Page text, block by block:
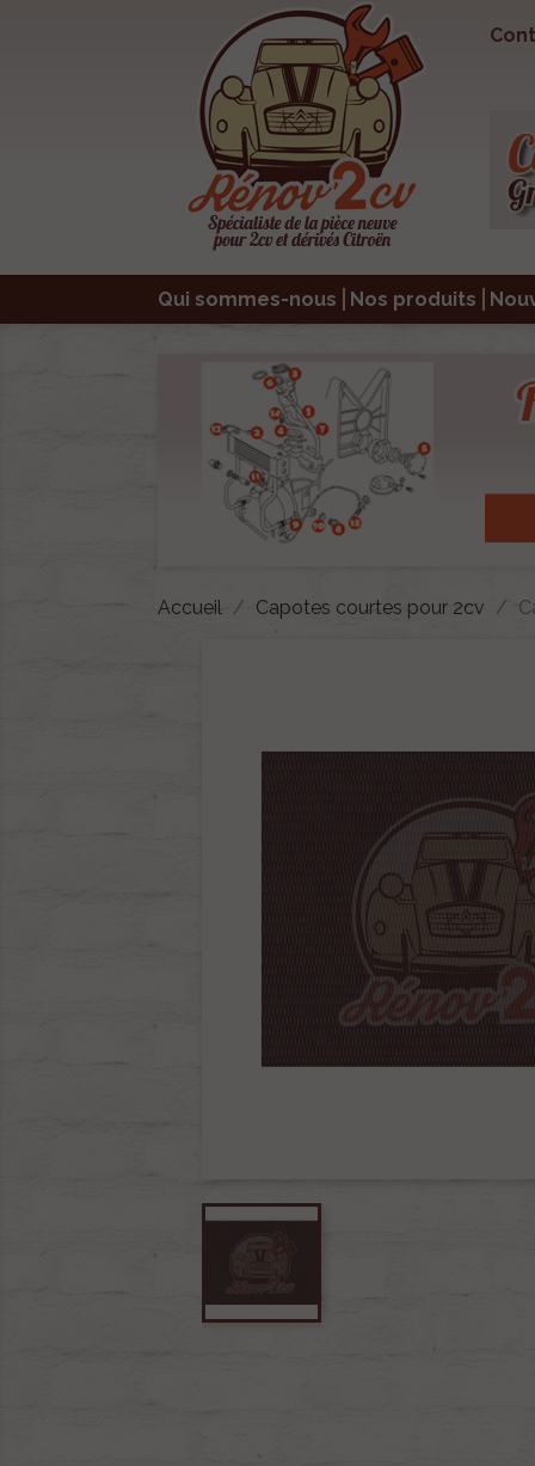
Qui sommes-nous Nos produits
Accueil Capotes courtes pour 2cv